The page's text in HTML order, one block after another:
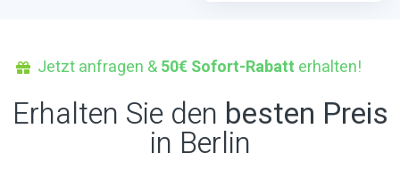
Jetzt anfragen &50€ Sofort-Rabatt erhalten!
Erhalten Sie den besten Preis
in Berlin